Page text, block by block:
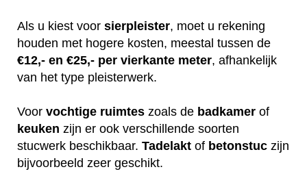
Als u kiest voor sierpleister, moet u rekening
houden met hogere kosten, meestal tussen de
€12,- en €25,- per vierkante meter, afhankelijk
van het type pleisterwerk.
Voor vochtige ruimtes zoals de badkamer of
keuken zijn er ook verschillende soorten
stucwerk beschikbaar. Tadelakt of betonstuc zijn
bijvoorbeeld zeer geschikt.